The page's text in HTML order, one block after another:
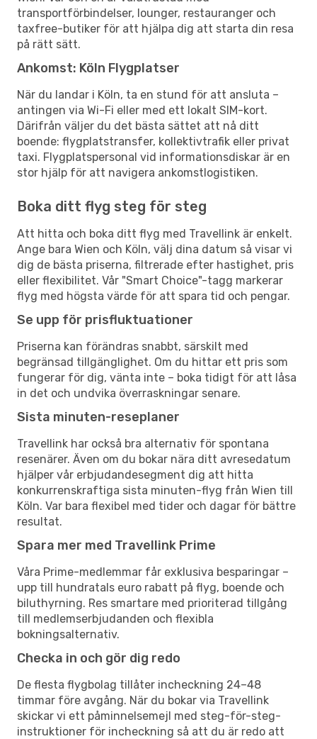
transportförbindelser, lounger, restauranger och
taxfree-butiker för att hjälpa dig att starta din resa
på rätt sätt.
Ankomst: Köln Flygplatser
När du landar i Köln, ta en stund för att ansluta –
antingen via Wi-Fi eller med ett lokalt SIM-kort.
Därifrån väljer du det bästa sättet att nå ditt
boende: flygplatstransfer, kollektivtrafik eller privat
taxi. Flygplatspersonal vid informationsdiskar är en
stor hjälp för att navigera ankomstlogistiken.
Boka ditt flyg steg för steg
Att hitta och boka ditt flyg med Travellink är enkelt.
Ange bara Wien och Köln, välj dina datum så visar vi
dig de bästa priserna, filtrerade efter hastighet, pris
eller flexibilitet. Vår "Smart Choice"-tagg markerar
flyg med högsta värde för att spara tid och pengar.
Se upp för prisfluktuationer
Priserna kan förändras snabbt, särskilt med
begränsad tillgänglighet. Om du hittar ett pris som
fungerar för dig, vänta inte – boka tidigt för att låsa
in det och undvika överraskningar senare.
Sista minuten-reseplaner
Travellink har också bra alternativ för spontana
resenärer. Även om du bokar nära ditt avresedatum
hjälper vår erbjudandesegment dig att hitta
konkurrenskraftiga sista minuten-flyg från Wien till
Köln. Var bara flexibel med tider och dagar för bättre
resultat.
Spara mer med Travellink Prime
Våra Prime-medlemmar får exklusiva besparingar –
upp till hundratals euro rabatt på flyg, boende och
biluthyrning. Res smartare med prioriterad tillgång
till medlemserbjudanden och flexibla
bokningsalternativ.
Checka in och gör dig redo
De flesta flygbolag tillåter incheckning 24–48
timmar före avgång. När du bokar via Travellink
skickar vi ett påminnelsemejl med steg-för-steg-
instruktioner för incheckning så att du är redo att